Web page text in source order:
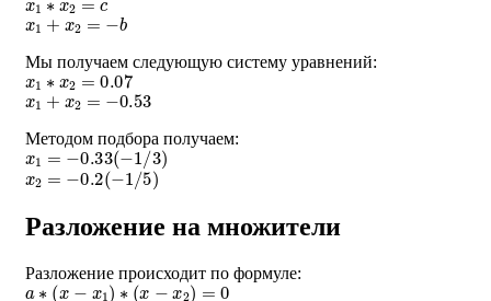
x1 + x2 =− b
Мы получаем следующую систему уравнений:
x1∗x2=0.07
x1 + x2 =− 0.53
Методом подбора получаем:
x1=−0.33(−1/3)
x2 =− 0.2(−1/ 5 )
Разложение на множители
Разложение происходит по формуле:
a ∗(x−x1)∗ (x−x2)=0